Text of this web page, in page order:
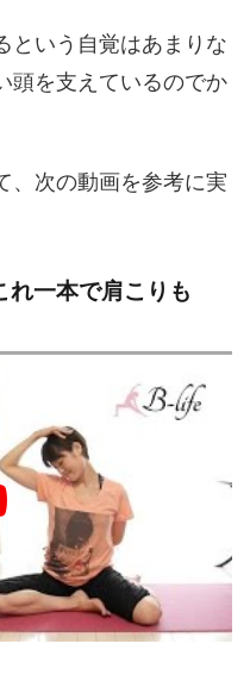
という自覚はあまりな
頭を支えているのでか
、次の動画を参考に実
れ一本で肩こりも